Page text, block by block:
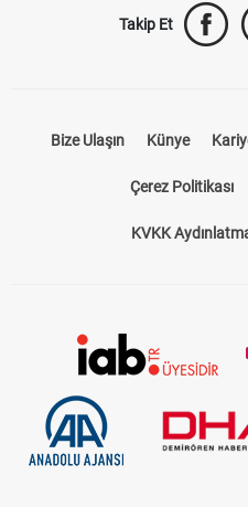
Takip Et
Bize Ulaşın Künye
Çerez Politikası
KVKK